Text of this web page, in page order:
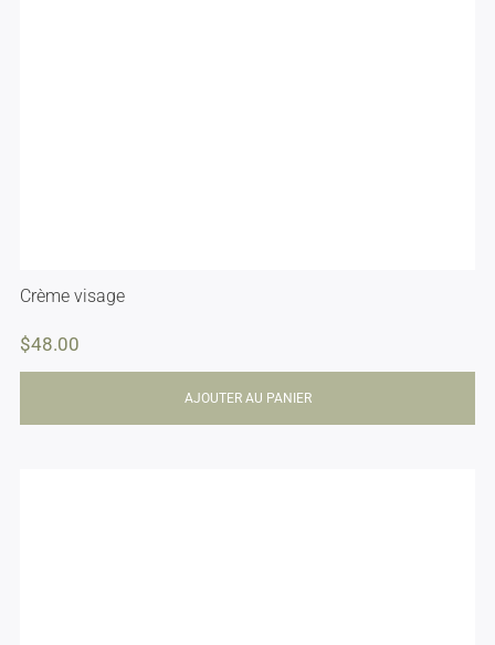
Crème visage
$48.00
AJOUTER AU PANIER